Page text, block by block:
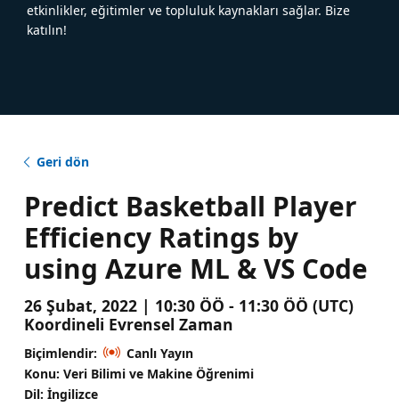
etkinlikler, eğitimler ve topluluk kaynakları sağlar. Bize
katılın!
Geri dön
Predict Basketball Player
Efficiency Ratings by
using Azure ML & VS Code
26 Şubat, 2022 | 10:30 ÖÖ - 11:30 ÖÖ (UTC)
Koordineli Evrensel Zaman
Biçimlendir:
Canlı Yayın
Konu: Veri Bilimi ve Makine Öğrenimi
Dil: İngilizce